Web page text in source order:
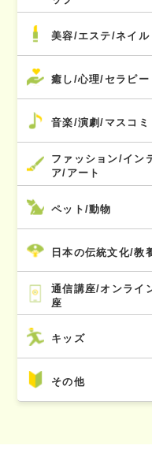
美容/エステ/ネイル
癒し/心理/セラピー
音楽/演劇/マスコミ
ファッション/イン
ア/アート
ペット/動物
日本の伝統文化/教
通信講座/オンライ
座
キッズ
その他